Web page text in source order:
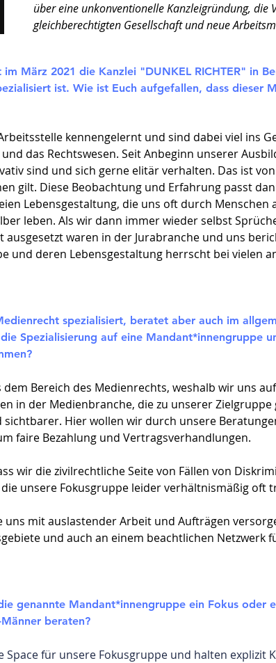
über eine unkonventionelle Kanzleigründung, die
gleichberechtigten Gesellschaft und neue
März 2021 die Kanzlei "DUNKEL RICHTER" in
ist. Wie ist Euch aufgefallen, dass dieser
kennengelernt und sind dabei viel ins
das Rechtswesen. Seit Anbeginn unserer
sind und sich gerne elitär verhalten. Das ist
gilt. Diese Beobachtung und Erfahrung passt
Lebensgestaltung, die uns oft durch Menschen
leben. Als wir dann immer wieder selbst
waren in der Jurabranche und uns
und deren Lebensgestaltung herrscht bei vielen
spezialisiert, beratet aber auch im
Spezialisierung auf eine Mandant*innengruppe
Bereich des Medienrechts, weshalb wir uns
in der Medienbranche, die zu unserer
Hier wollen wir durch unsere
faire Bezahlung und Vertragsverhandlungen.
wir die zivilrechtliche Seite von Fällen von
unsere Fokusgruppe leider verhältnismäßig oft
uns mit auslastender Arbeit und Aufträgen
und auch an einem beachtlichen Netzwerk
genannte Mandant*innengruppe ein Fokus oder
beraten?
Space für unsere Fokusgruppe und halten explizit